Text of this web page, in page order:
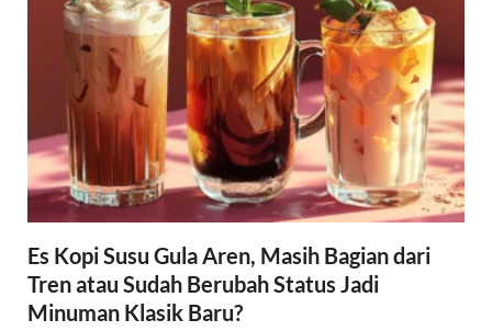
Es Kopi Susu Gula Aren, Masih Bagian dari
Tren atau Sudah Berubah Status Jadi
Minuman Klasik Baru?